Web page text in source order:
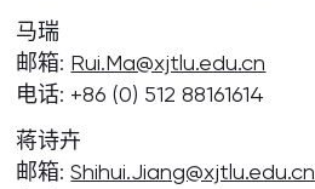
马瑞
邮箱: Rui.Ma@xjtlu.edu.cn
电话: +86 (0) 512 88161614
蒋诗卉
邮箱:Shihui.Jiang@xjtlu.edu.cn